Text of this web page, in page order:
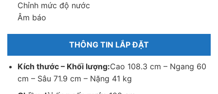
Chỉnh mức độ nước
Âm báo
THÔNG TIN LẮP ĐẶT
Kích thước – Khối lượng:Cao 108.3 cm – Ngang 60
cm – Sâu 71.9 cm – Nặng 41 kg